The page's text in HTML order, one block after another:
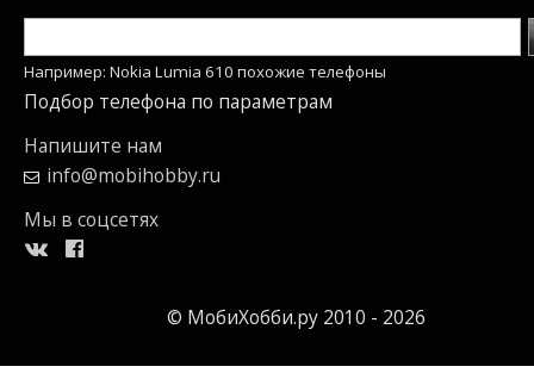
Например: Nokia Lumia 610 похожие телефоны
Подбор телефона по параметрам
Напишите нам
info@mobihobby.ru
Мы в соцсетях
© МобиХобби.ру 2010 - 2026